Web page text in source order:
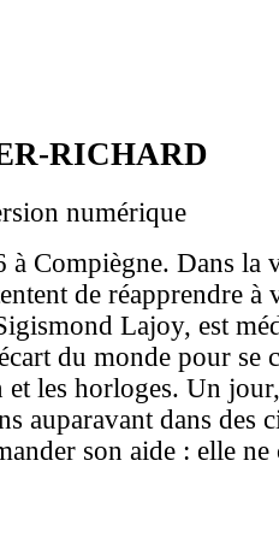
RICHARD
numérique
à Compiègne. Dans la
de réapprendre à
Lajoy, est
du monde pour se
et les horloges. Un
auparavant dans des
son aide : elle